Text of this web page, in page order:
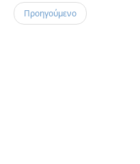
Προηγούμενο